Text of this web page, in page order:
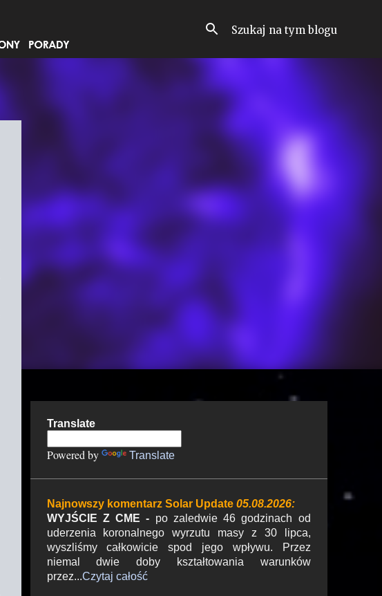
Translate
Powered by Translate
Najnowszy komentarz Solar Update05.08.2026:
WYJŚCIE Z CME - po zaledwie 46 godzinach od
uderzenia koronalnego wyrzutu masy z 30 lipca,
wyszliśmy całkowicie spod jego wpływu. Przez
niemal dwie doby kształtowania warunków
przez...Czytaj całość